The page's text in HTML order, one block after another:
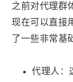
之前对代理群
现在可以直接
了一些非常基
代理人：